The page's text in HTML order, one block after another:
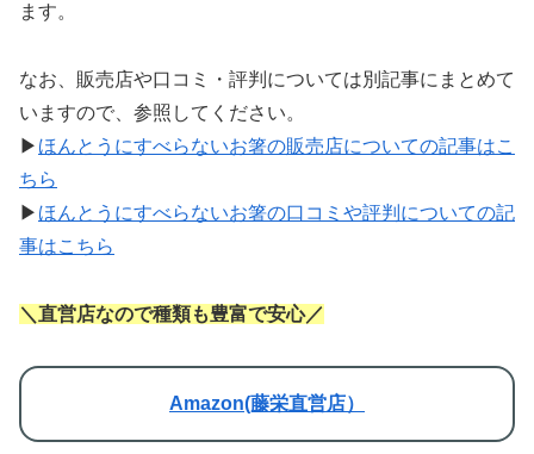
ます。
なお、販売店や口コミ・評判については別記事にまとめて
いますので、参照してください。
▶ ほんとうにすべらないお箸の販売店についての記事はこ
ちら
▶ ほんとうにすべらないお箸の口コミや評判についての記
事はこちら
＼直営店なので種類も豊富で安心／
Amazon(藤栄直営店）